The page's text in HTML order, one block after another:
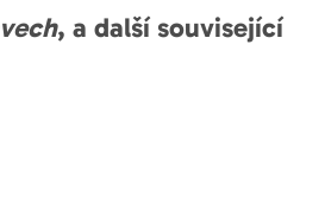
, a další související